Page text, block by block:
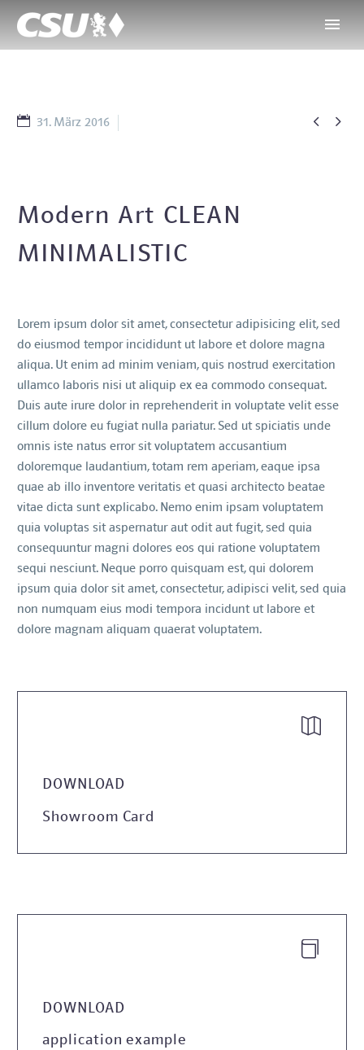
 
31. März 2016
Modern Art CLEAN
MINIMALISTIC
Lorem ipsum dolor sit amet, consectetur adipisicing elit, sed
do eiusmod tempor incididunt ut labore et dolore magna
aliqua. Ut enim ad minim veniam, quis nostrud exercitation
ullamco laboris nisi ut aliquip ex ea commodo consequat.
Duis aute irure dolor in reprehenderit in voluptate velit esse
cillum dolore eu fugiat nulla pariatur. Sed ut spiciatis unde
omnis iste natus error sit voluptatem accusantium
doloremque laudantium, totam rem aperiam, eaque ipsa
quae ab illo inventore veritatis et quasi architecto beatae
vitae dicta sunt explicabo. Nemo enim ipsam voluptatem
quia voluptas sit aspernatur aut odit aut fugit, sed quia
consequuntur magni dolores eos qui ratione voluptatem
sequi nesciunt. Neque porro quisquam est, qui dolorem
ipsum quia dolor sit amet, consectetur, adipisci velit, sed quia
non numquam eius modi tempora incidunt ut labore et
dolore magnam aliquam quaerat voluptatem.


DOWNLOAD
Showroom Card


DOWNLOAD
application example